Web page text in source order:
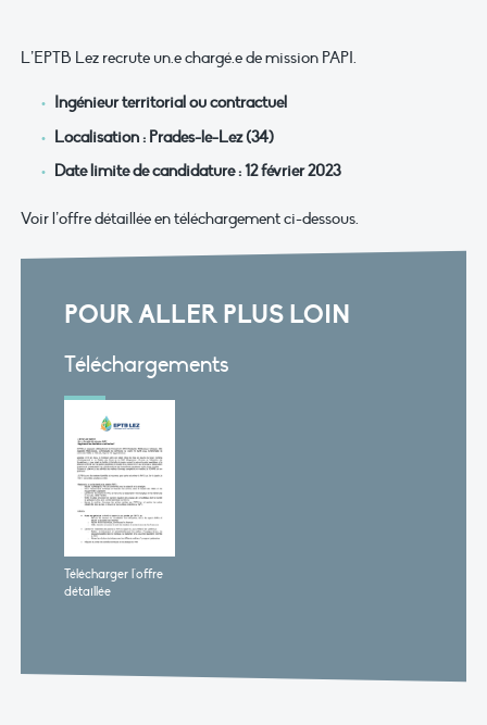
L’EPTB Lez recrute un.e chargé.e de mission PAPI.
Ingénieur territorial ou contractuel
Localisation : Prades-le-Lez (34)
Date limite de candidature : 12 février 2023
Voir l’offre détaillée en téléchargement ci-dessous.
POUR ALLER PLUS LOIN
Téléchargements
Télécharger l'offre
détaillée